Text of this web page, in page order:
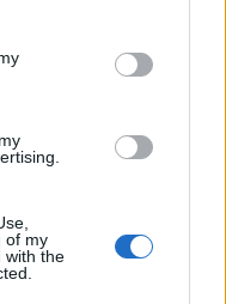
of my
with the
Próximo artigo
feldspato em Vila Pouca de